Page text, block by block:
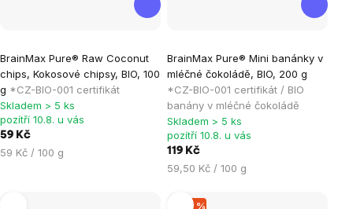
BrainMax Pure® Raw Coconut
chips, Kokosové chipsy, BIO, 100
g *CZ-BIO-001 certifikát
hodnocení
produktu
je
5,0
z
5
Skladem > 5 ks
pozítří 10.8. u vás
59 Kč
Měrná
59 Kč / 100 g
BrainMax Pure® Mini banánky v
mléčné čokoládě, BIO, 200 g
*CZ-BIO-001 certifikát / BIO
banány v mléčné čokoládě
hodnocení
produktu
je
5,0
z
Skladem > 5 ks
pozítří 10.8. u vás
119 Kč
Měrná
59,50 Kč / 100 g
–20 %